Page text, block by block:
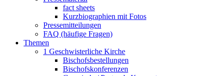
fact sheets
Kurzbiographien mit Fotos
Pressemitteilungen
FAQ (häufige Fragen)
Themen
1 Geschwisterliche Kirche
Bischofsbestellungen
Bischofskonferenzen